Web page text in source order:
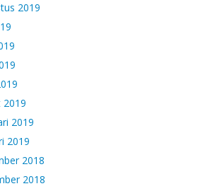
2019
2019
2019
2018
2018